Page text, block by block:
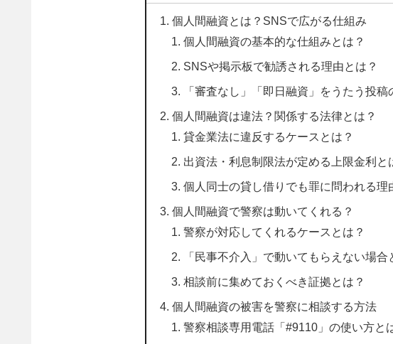
個人間融資とは？SNSで広がる仕組み
個人間融資の基本的な仕組みとは？
SNSや掲示板で勧誘される理由とは？
「審査なし」「即日融資」をうたう投稿
個人間融資は違法？関係する法律とは？
貸金業法に違反するケースとは？
出資法・利息制限法が定める上限金利と
個人同士の貸し借りでも罪に問われる理
個人間融資で警察は動いてくれる？
警察が対応してくれるケースとは？
「民事不介入」で動いてもらえない場合
相談前に集めておくべき証拠とは？
個人間融資の被害を警察に相談する方法
警察相談専用電話「#9110」の使い方と